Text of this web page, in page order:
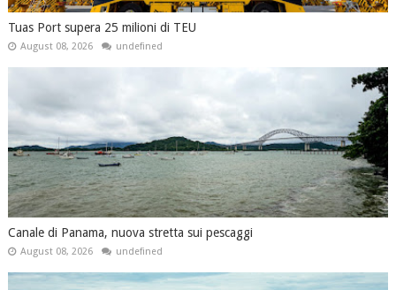
Tuas Port supera 25 milioni di TEU
August 08, 2026 undefined
Canale di Panama, nuova stretta sui pescaggi
August 08, 2026 undefined